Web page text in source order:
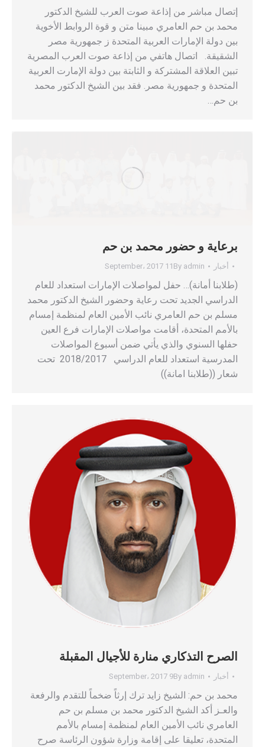
إتصال مباشر من إذاعة صوت العرب للشيخ الدكتور
محمد بن حم العامري مبينا متن و قوة الروابط الأخوية
بين دولة الإمارات العربية المتحدة ز جمهورية مصر
الشقيقة. اتصال هاتفي من إذاعة صوت العرب المصرية
تبين العلاقة المشتركة و الثابتة بين دولة الإمارت العربية
المتحدة و جمهورية مصر. فقد بين الشيخ الدكتور محمد
بن حم…
برعاية و حضور محمد بن حم
أخبار By admin 11 September، 2017
(طلابنا أمانة)… حفل لمواصلات الإمارات استعداد للعام
الدراسي الجديد تحت رعاية وحضور الشيخ الدكتور محمد
مسلم بن حم العامري نائب الأمين العام لمنظمة إمسام
بالأمم المتحدة، أقامت مواصلات الإمارات فرع العين
حفلها السنوي والذي يأتي ضمن أسبوع المواصلات
المدرسية استعداد للعام الدراسي 2018/2017 تحت
شعار ((طلابنا امانة))
الصرح التذكاري منارة للأجيال المقبلة
أخبار By admin 9 September، 2017
محمد بن حم: الشيخ زايد ترك إرثاً ضخماً للتقدم والرفعة
والعـز أكد الشيخ الدكتور محمد بن مسلم بن حم
العامري نائب الأمين العام لمنظمة إمسام بالأمم
المتحدة، تعليقا على إقامة وزارة شؤون الرئاسة صرح